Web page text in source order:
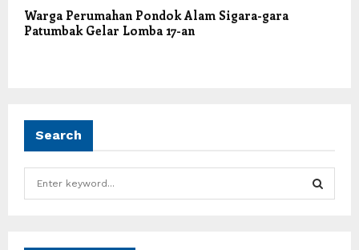
Warga Perumahan Pondok Alam Sigara-gara
Patumbak Gelar Lomba 17-an
Search